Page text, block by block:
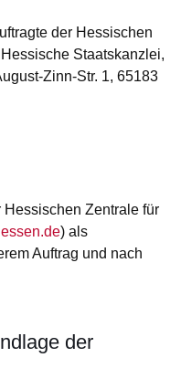
der Hessischen
Staatskanzlei,
Zinn-Str. 1, 65183
Hessischen Zentrale für
neuen Fenster
) als
Auftrag und nach
der